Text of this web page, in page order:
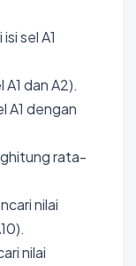
sel A1
A1 dan A2).
A1 dengan
rata-
nilai
nilai